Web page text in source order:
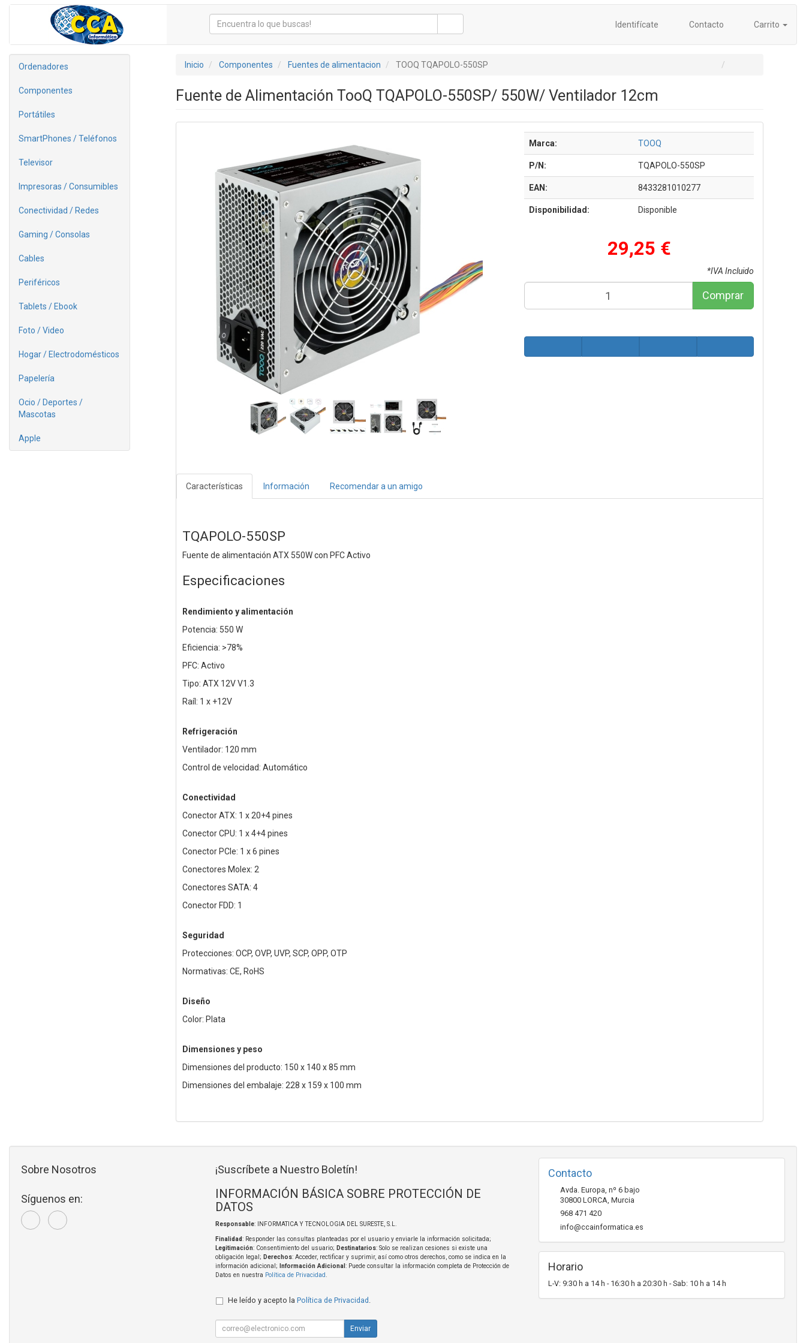
Identifícate Contacto Carrito
Ordenadores
Componentes
Portátiles
SmartPhones / Teléfonos
Televisor
Impresoras / Consumibles
Conectividad / Redes
Gaming / Consolas
Cables
Periféricos
Tablets / Ebook
Foto / Video
Hogar / Electrodomésticos
Papelería
Ocio / Deportes /
Mascotas
Apple
Inicio Componentes Fuentes de alimentacion TOOQ TQAPOLO-550SP
Fuente de Alimentación TooQ TQAPOLO-550SP/ 550W/ Ventilador 12cm
Marca: TOOQ
P/N: TQAPOLO-550SP
EAN: 8433281010277
Disponibilidad: Disponible
29,25 €
*IVA Incluido
Comprar
Características Información Recomendar a un amigo
TQAPOLO-550SP
Fuente de alimentación ATX 550W con PFC Activo
Especificaciones
Rendimiento y alimentación
Potencia: 550 W
Eficiencia: >78%
PFC: Activo
Tipo: ATX 12V V1.3
Raíl: 1 x +12V
Refrigeración
Ventilador: 120 mm
Control de velocidad: Automático
Conectividad
Conector ATX: 1 x 20+4 pines
Conector CPU: 1 x 4+4 pines
Conector PCIe: 1 x 6 pines
Conectores Molex: 2
Conectores SATA: 4
Conector FDD: 1
Seguridad
Protecciones: OCP, OVP, UVP, SCP, OPP, OTP
Normativas: CE, RoHS
Diseño
Color: Plata
Dimensiones y peso
Dimensiones del producto: 150 x 140 x 85 mm
Dimensiones del embalaje: 228 x 159 x 100 mm
Sobre Nosotros
Síguenos en:
¡Suscríbete a Nuestro Boletín!
INFORMACIÓN BÁSICA SOBRE PROTECCIÓN DE
DATOS
Responsable: INFORMATICA Y TECNOLOGIA DEL SURESTE, S.L.
Finalidad: Responder las consultas planteadas por el usuario y enviarle la información solicitada;
Legitimación: Consentimiento del usuario; Destinatarios: Solo se realizan cesiones si existe una
obligación legal; Derechos: Acceder, rectificar y suprimir, así como otros derechos, como se indica en la
información adicional;
Información Adicional : Puede consultar la información completa de Protección de
Datos en nuestra Política de Privacidad.
He leído y acepto la Política de Privacidad .
Enviar
Contacto
Avda. Europa, nº 6 bajo
30800 LORCA, Murcia
968 471 420
info@ccainformatica.es
Horario
L-V: 9:30 h a 14 h - 16:30 h a 20:30 h - Sab: 10 h a 14 h